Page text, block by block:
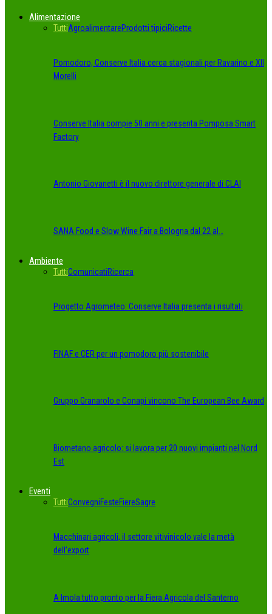
Alimentazione
TuttiAgroalimentareProdotti tipiciRicette
Pomodoro, Conserve Italia cerca stagionali per Ravarino e XII
Morelli
Conserve Italia compie 50 anni e presenta Pomposa Smart
Factory
Antonio Giovanetti è il nuovo direttore generale di CLAI
SANA Food e Slow Wine Fair a Bologna dal 22 al…
Ambiente
TuttiComunicatiRicerca
Progetto Agrometeo: Conserve Italia presenta i risultati
FINAF e CER per un pomodoro più sostenibile
Gruppo Granarolo e Conapi vincono The European Bee Award
Biometano agricolo: si lavora per 20 nuovi impianti nel Nord
Est
Eventi
TuttiConvegniFesteFiereSagre
Macchinari agricoli, il settore vitivinicolo vale la metà
dell’export
A Imola tutto pronto per la Fiera Agricola del Santerno